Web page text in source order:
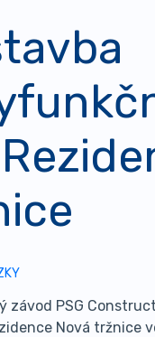
závod PSG
Nová tržnice